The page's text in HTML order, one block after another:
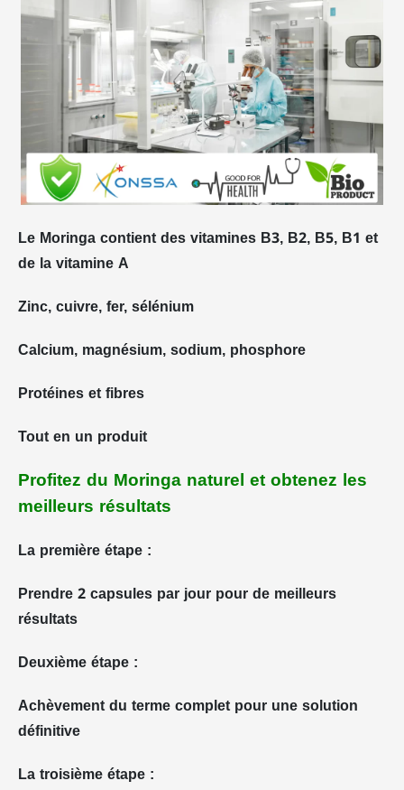
Le Moringa contient des vitamines B3, B2, B5, B1 et
de la vitamine A
Zinc, cuivre, fer, sélénium
Calcium, magnésium, sodium, phosphore
Protéines et fibres
Tout en un produit
Profitez du Moringa naturel et obtenez les
meilleurs résultats
La première étape :
Prendre 2 capsules par jour pour de meilleurs
résultats
Deuxième étape :
Achèvement du terme complet pour une solution
définitive
La troisième étape :